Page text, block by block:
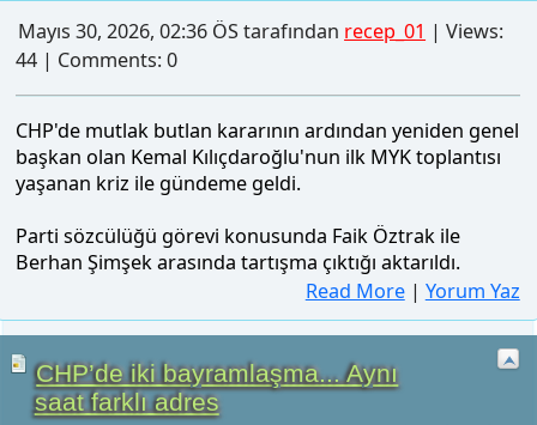
CHP'de mutlak butlan kararının ardından yeniden genel
başkan olan Kemal Kılıçdaroğlu'nun ilk MYK toplantısı
yaşanan kriz ile gündeme geldi.
Parti sözcülüğü görevi konusunda Faik Öztrak ile
Berhan Şimşek arasında tartışma çıktığı aktarıldı.
Yorum Yaz
CHP’de iki bayramlaşma... Aynı
saat farklı adres
Mayıs 30, 2026, 12:59 ÖS tarafındanrecep_01| Views:
49 | Comments: 0